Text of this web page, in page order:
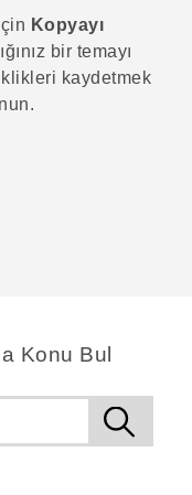
Kopyayı
bir temayı
kaydetmek
Konu Bul